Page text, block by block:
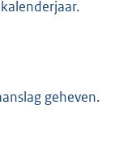
geheven.